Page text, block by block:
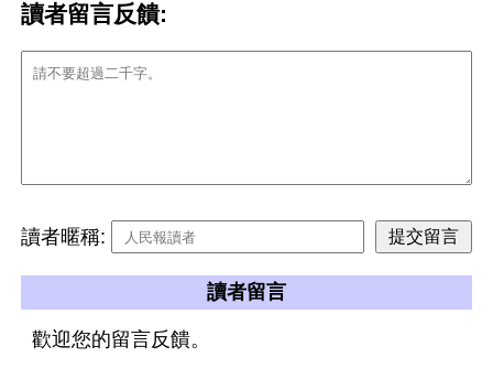
讀者留言反饋:
讀者暱稱:
讀者留言
歡迎您的留言反饋。